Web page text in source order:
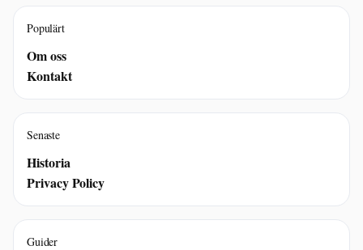
Populärt
Om oss
Kontakt
Senaste
Historia
Privacy Policy
Guider